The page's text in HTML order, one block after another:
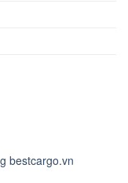
bestcargo.vn